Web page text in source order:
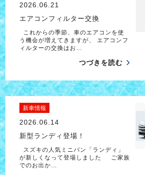
2026.06.21
エアコンフィルター交換
これからの季節、車のエアコンを使
う機会が増えてきますが、 エアコンフ
ィルターの交換はお…
つづきを読む
新車情報
2026.06.14
新型ランディ登場！
スズキの人気ミニバン「ランディ」
が新しくなって登場しました ご家族
でのお出か…